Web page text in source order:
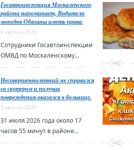
Госавтоинспекция Москаленского
района напоминает, Водители
мопедов Обязаны иметь права.
4 августа 2026
Сотрудники Госавтоинспекции
ОМВД по Москаленскому...
Несовершеннолетний не справился
со скутером и получив
повреждения оказался в больнице.
3 августа 2026
31 июля 2026 года около 17
часов 55 минут в районе...